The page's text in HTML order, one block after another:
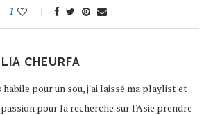
1
CHEURFA
habile pour un sou, j'ai laissé ma playlist et
pour la recherche sur l'Asie prendre